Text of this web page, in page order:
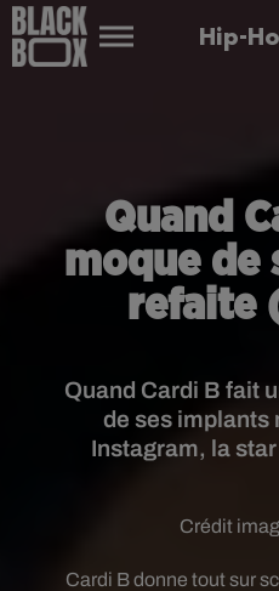
Hip-
Quand
moque de
refaite
Quand Cardi B fait
de ses implants
Instagram, la
Crédit
Cardi B donne tout sur